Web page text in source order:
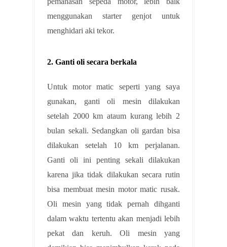
menggunakan starter genjot untuk
menghidari aki tekor.
2. Ganti oli secara berkala
Untuk motor matic seperti yang saya
gunakan, ganti oli mesin dilakukan
setelah 2000 km ataum kurang lebih 2
bulan sekali. Sedangkan oli gardan bisa
dilakukan setelah 10 km perjalanan.
Ganti oli ini penting sekali dilakukan
karena jika tidak dilakukan secara rutin
bisa membuat mesin motor matic rusak.
Oli mesin yang tidak pernah dihganti
dalam waktu tertentu akan menjadi lebih
pekat dan keruh. Oli mesin yang